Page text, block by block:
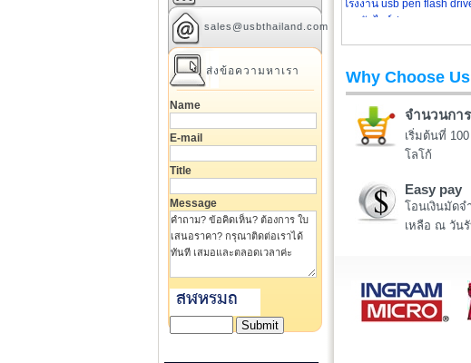
โรงงาน usb pen flash
ทรัมไดร์ปากการาคาถูก
Why Choose
จำนวนกา
เริ่มต้นที่
โลโก้
Easy pay
โอนเงินมัดจ
เหลือ ณ วัน
sales@usbthailand.com
ส่งข้อความหาเรา
Name
E-mail
Title
Message